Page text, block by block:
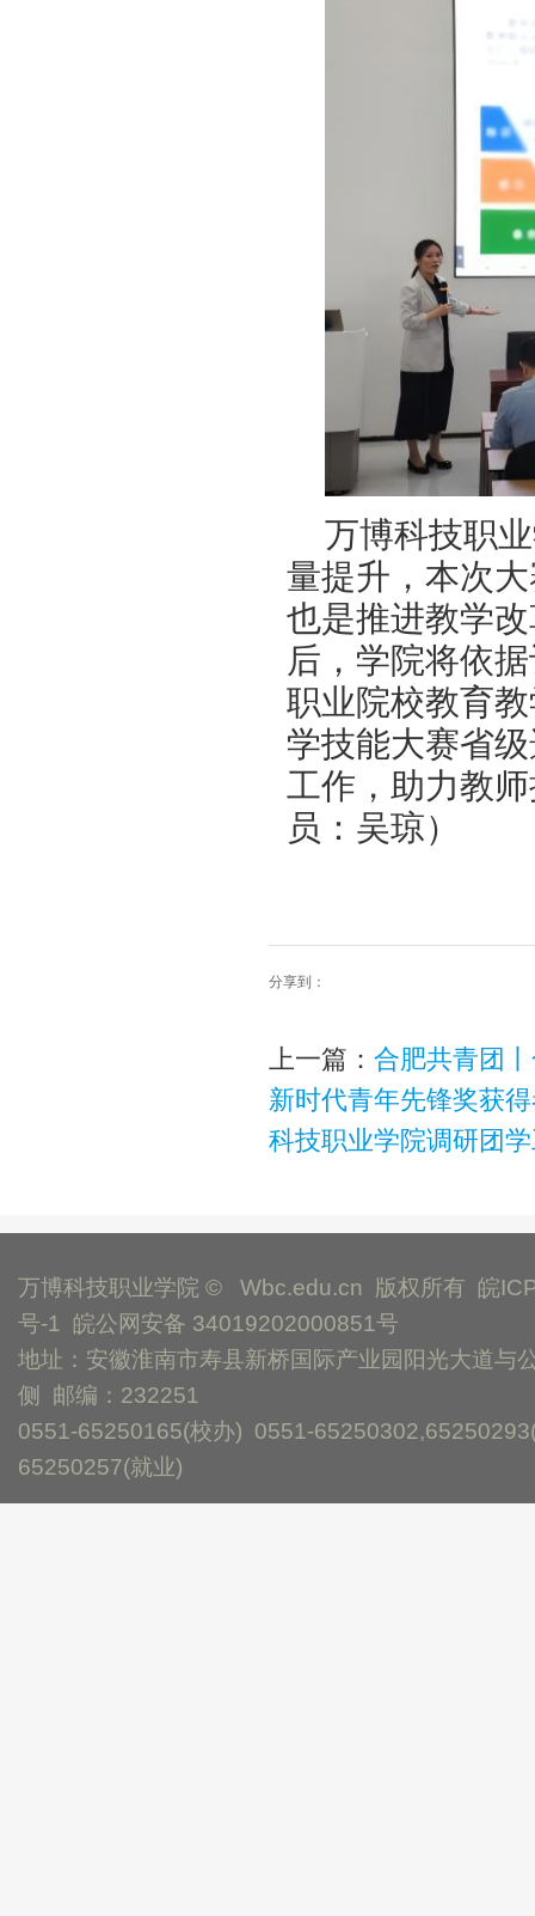
万博科技职
量提升，本次
也是推进教学
后，学院将依
职业院校教育
学技能大赛省
工作，助力教
员：吴琼）
分享到：
上一篇：合肥共青团
新时代青年先锋奖获
科技职业学院调研团
万博科技职业学院 © Wbc.edu.cn 版权所有 皖
号-1 皖公网安备 34019202000851号
地址：安徽淮南市寿县新桥国际产业园阳光大道与
侧 邮编：232251
0551-65250165(校办) 0551-
65250257(就业)